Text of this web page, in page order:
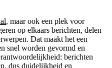
, maar ook een plek voor
op elkaars berichten, delen
Dat maakt het een
snel worden gevormd en
berichten
dus duidelijkheid en